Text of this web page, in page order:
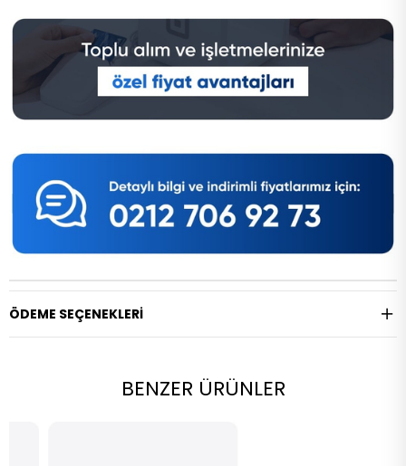
ÖDEME SEÇENEKLERI
BENZER ÜRÜNLER